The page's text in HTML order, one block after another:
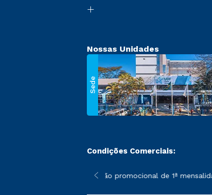
Nossas Unidades
Sede
Condições Comerciais:
sofrer alterações nos períodos de rematrícula
*A condição promocional de 1ª